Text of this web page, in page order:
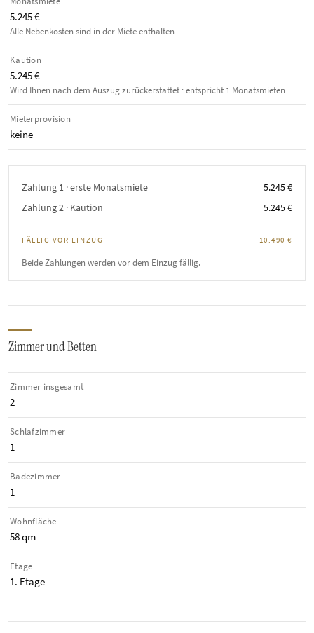
5.245 €
Alle Nebenkosten sind in der Miete enthalten
Kaution
5.245 €
Wird Ihnen nach dem Auszug zurückerstattet · entspricht 1 Monatsmieten
Mieterprovision
keine
Zahlung 1 · erste Monatsmiete
5.245 €
Zahlung 2 · Kaution
5.245 €
FÄLLIG VOR EINZUG 10.490 €
Beide Zahlungen werden vor dem Einzug fällig.
Zimmer und Betten
Zimmer insgesamt
2
Schlafzimmer
1
Badezimmer
1
Wohnfläche
58 qm
Etage
1. Etage